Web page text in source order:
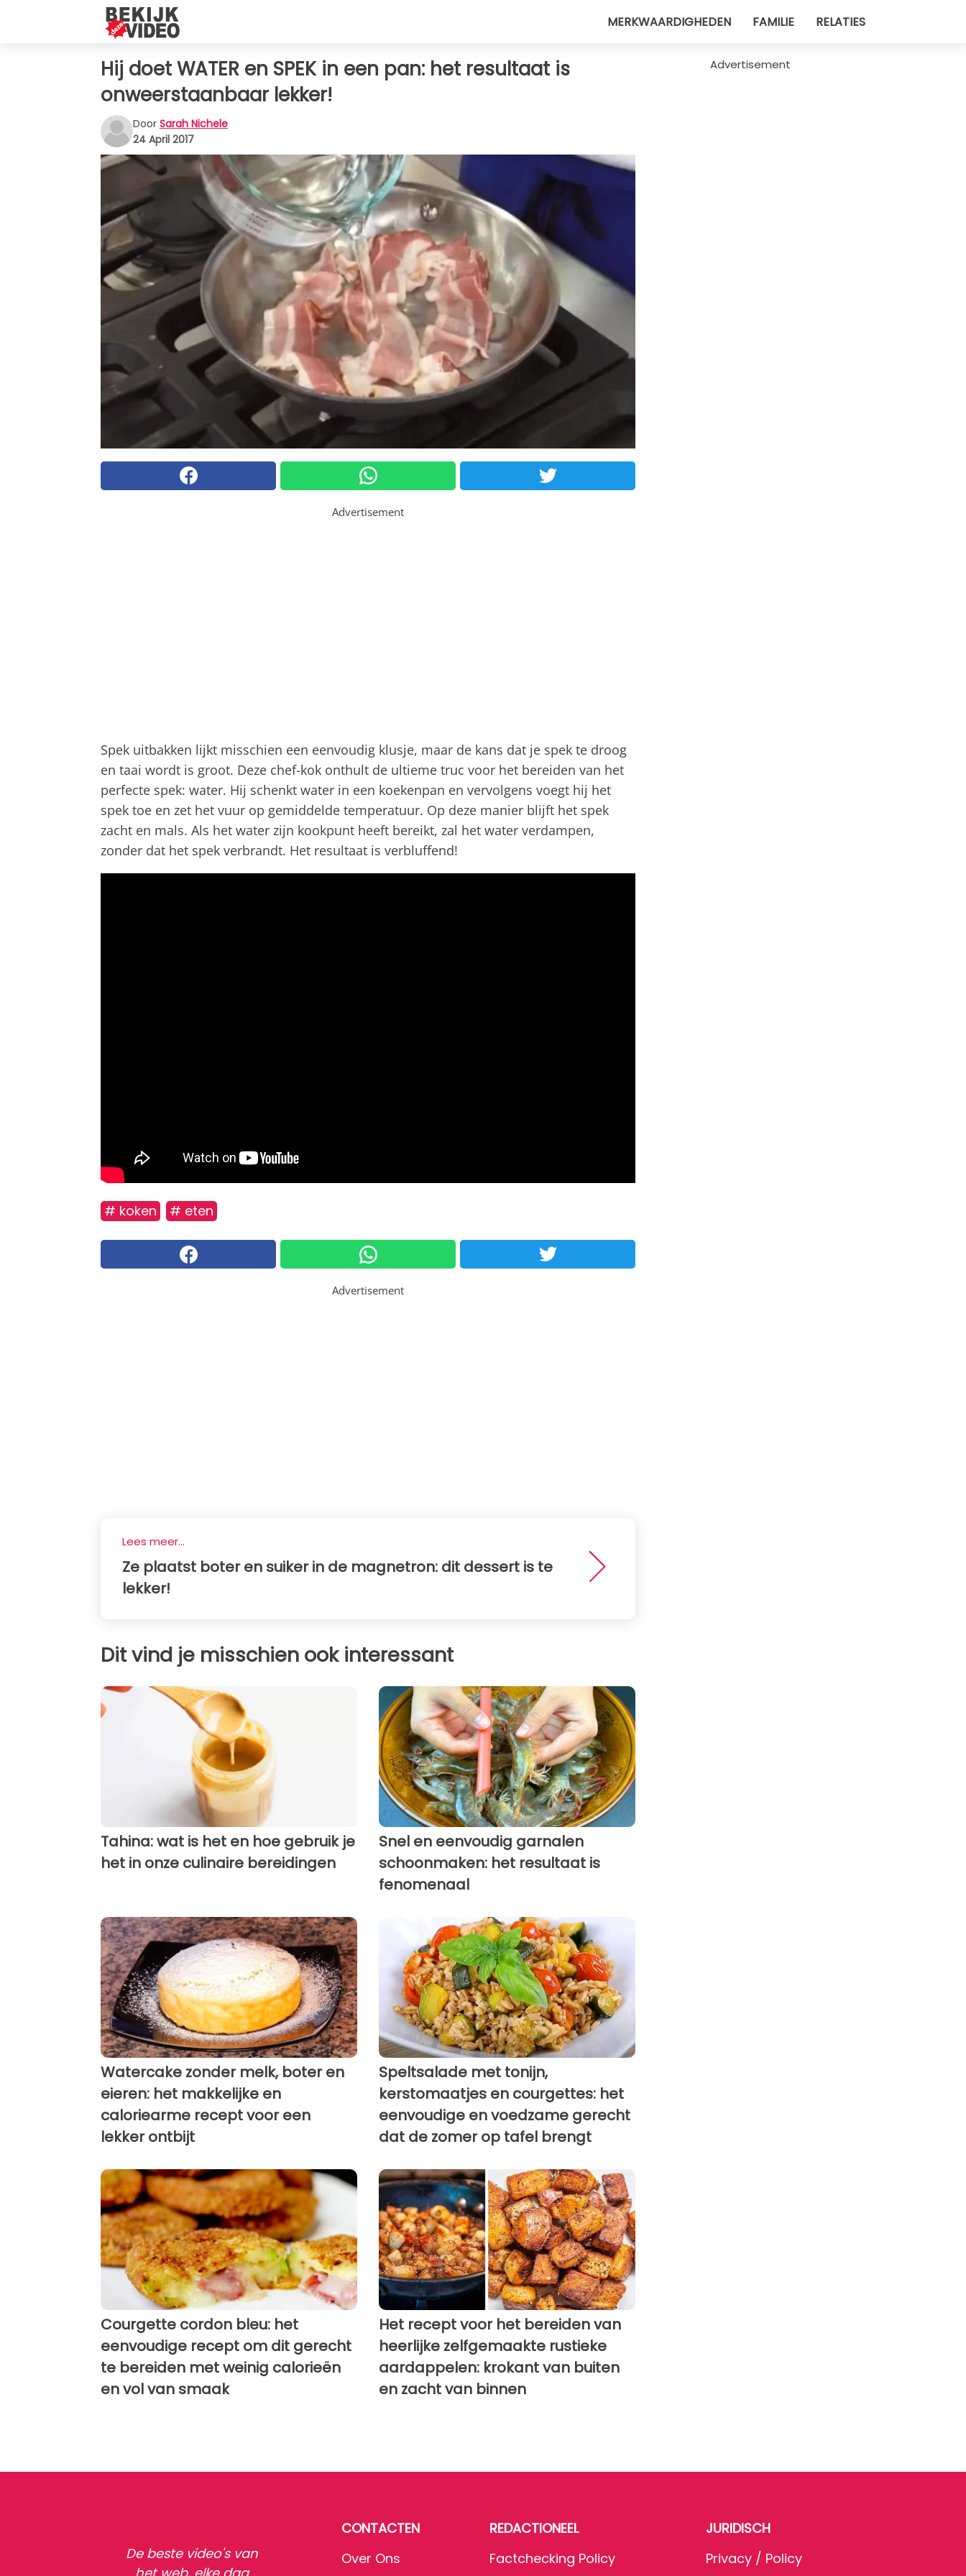
MERKWAARDIGHEDEN FAMILIE RELATIES
Hij doet WATER en SPEK in een pan: het resultaat is
onweerstaanbaar lekker!
Door Sarah Nichele
24 April 2017
Advertisement
Spek uitbakken lijkt misschien een eenvoudig klusje, maar de kans dat je spek te droog
en taai wordt is groot. Deze chef-kok onthult de ultieme truc voor het bereiden van het
perfecte spek: water. Hij schenkt water in een koekenpan en vervolgens voegt hij het
spek toe en zet het vuur op gemiddelde temperatuur. Op deze manier blijft het spek
zacht en mals. Als het water zijn kookpunt heeft bereikt, zal het water verdampen,
zonder dat het spek verbrandt. Het resultaat is verbluffend!
# koken # eten
Advertisement
Lees meer...
Ze plaatst boter en suiker in de magnetron: dit dessert is te
lekker!
Dit vind je misschien ook interessant
Tahina: wat is het en hoe gebruik je
het in onze culinaire bereidingen
Snel en eenvoudig garnalen
schoonmaken: het resultaat is
fenomenaal
Watercake zonder melk, boter en
eieren: het makkelijke en
caloriearme recept voor een
lekker ontbijt
Speltsalade met tonijn,
kerstomaatjes en courgettes: het
eenvoudige en voedzame gerecht
dat de zomer op tafel brengt
Courgette cordon bleu: het
eenvoudige recept om dit gerecht
te bereiden met weinig calorieën
en vol van smaak
Het recept voor het bereiden van
heerlijke zelfgemaakte rustieke
aardappelen: krokant van buiten
en zacht van binnen
Advertisement
De beste video's van
CONTACTEN
Over Ons
REDACTIONEEL
Factchecking Policy
JURIDISCH
Privacy / Policy